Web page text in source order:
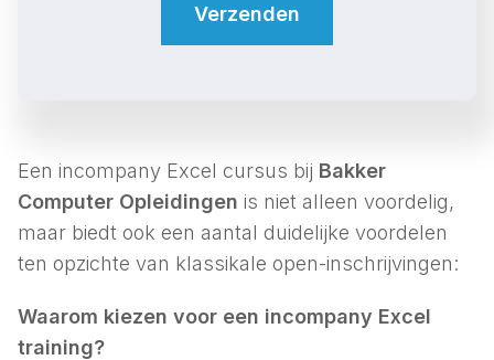
Verzenden
Een incompany Excel cursus bij Bakker
Computer Opleidingen is niet alleen voordelig,
maar biedt ook een aantal duidelijke voordelen
ten opzichte van klassikale open-inschrijvingen:
Waarom kiezen voor een incompany Excel
training?